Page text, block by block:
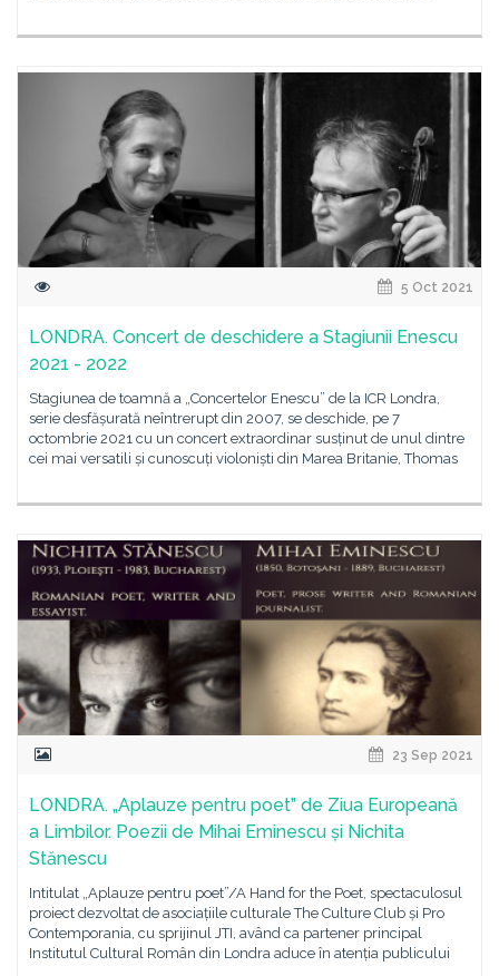
5 Oct 2021
LONDRA. Concert de deschidere a Stagiunii Enescu
2021 - 2022
Stagiunea de toamnă a „Concertelor Enescu” de la ICR Londra,
serie desfășurată neîntrerupt din 2007, se deschide, pe 7
octombrie 2021 cu un concert extraordinar susținut de unul dintre
cei mai versatili și cunoscuți violoniști din Marea Britanie, Thomas
23 Sep 2021
LONDRA. „Aplauze pentru poet” de Ziua Europeană
a Limbilor. Poezii de Mihai Eminescu și Nichita
Stănescu
Intitulat „Aplauze pentru poet”/A Hand for the Poet, spectaculosul
proiect dezvoltat de asociațiile culturale The Culture Club și Pro
Contemporania, cu sprijinul JTI, având ca partener principal
Institutul Cultural Român din Londra aduce în atenția publicului